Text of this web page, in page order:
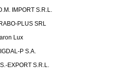
IMPORT S.R.L.
PLUS SRL
Lux
P S.A.
EXPORT S.R.L.